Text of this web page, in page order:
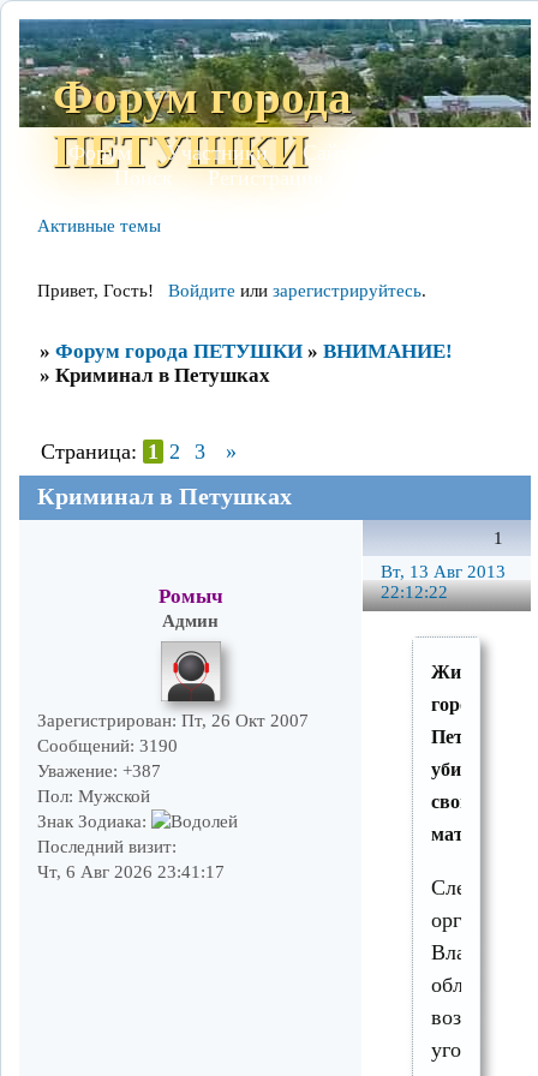
Форум города
ПЕТУШКИ
Форум Участники Сайт
Поиск
Регистрация
Активные темы
Привет, Гость! Войдите или зарегистрируйтесь.
» Форум города ПЕТУШКИ » ВНИМАНИЕ!
» Криминал в Петушках
Криминал в Петушках
Страница: 1 2 3 »
1
Вт, 13 Авг 2013
22:12:22
Ромыч
Админ
Зарегистрирован: Пт, 26 Окт 2007
Сообщений: 3190
Уважение: +387
Пол: Мужской
Знак Зодиака:
Последний визит:
Чт, 6 Авг 2026 23:41:17
Житель
города
Петушки
убил
свою
мать
органами
области
возбуждено
уголовное